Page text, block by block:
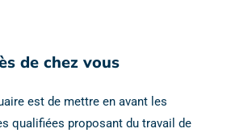
de chez vous
est de mettre en avant les
qualifiées proposant du travail de